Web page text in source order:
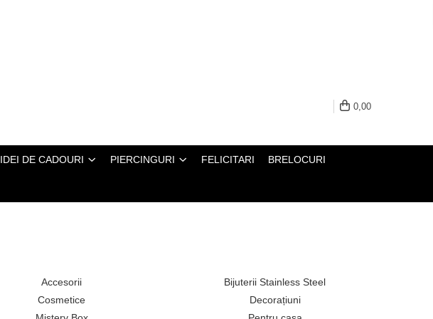
0,00
IDEI DE CADOURI PIERCINGURI FELICITARI BRELOCURI
Accesorii
Bijuterii Stainless Steel
Cosmetice
Decorațiuni